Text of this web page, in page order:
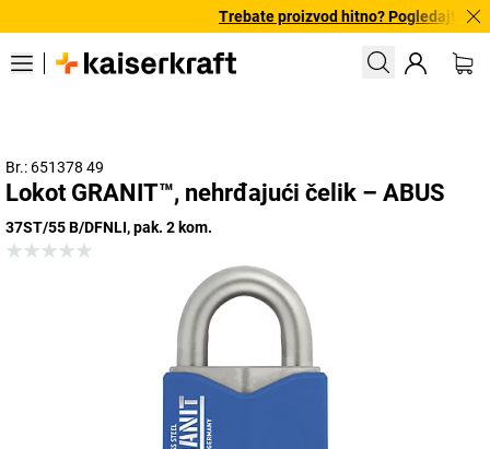
Trebate proizvod hitno? Pogledajte
Br.: 651378 49
Lokot GRANIT™, nehrđajući čelik – ABUS
37ST/55 B/DFNLI, pak. 2 kom.